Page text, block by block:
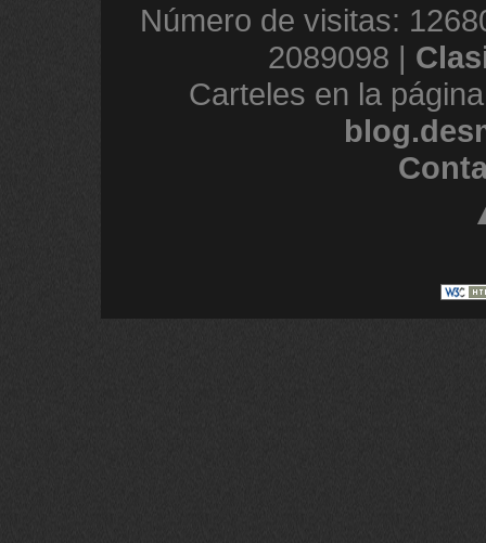
Número de visitas:
2089098 |
Carteles en la